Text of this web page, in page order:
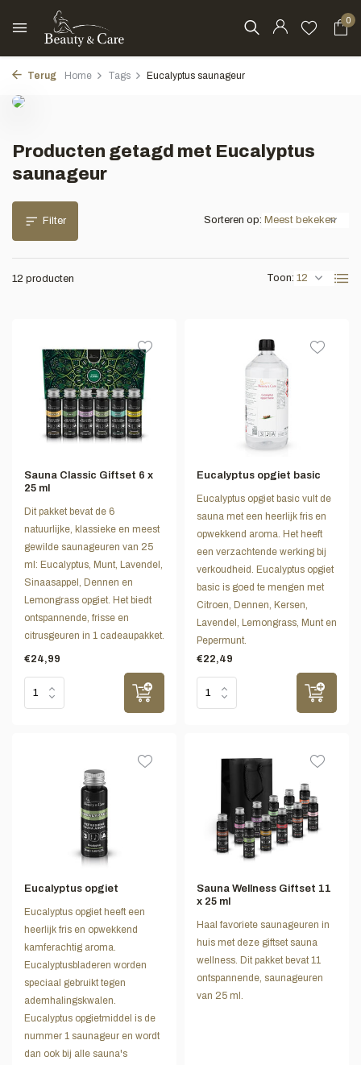
0
Terug Home Tags Eucalyptus saunageur
Producten getagd met Eucalyptus
saunageur
Filter
12 producten Toon:
Sorteren op:
Sauna Classic Giftset 6 x
25 ml
Dit pakket bevat de 6
natuurlijke, klassieke en meest
gewilde saunageuren van 25
ml: Eucalyptus, Munt, Lavendel,
Sinaasappel, Dennen en
Lemongrass opgiet. Het biedt
ontspannende, frisse en
citrusgeuren in 1 cadeaupakket.
€24,99
Eucalyptus opgiet basic
Eucalyptus opgiet basic vult de
sauna met een heerlijk fris en
opwekkend aroma. Het heeft
een verzachtende werking bij
verkoudheid. Eucalyptus opgiet
basic is goed te mengen met
Citroen, Dennen, Kersen,
Lavendel, Lemongrass, Munt en
Pepermunt.
€22,49
Eucalyptus opgiet
Eucalyptus opgiet heeft een
heerlijk fris en opwekkend
kamferachtig aroma.
Eucalyptusbladeren worden
speciaal gebruikt tegen
ademhalingskwalen.
Eucalyptus opgietmiddel is de
nummer 1 saunageur en wordt
dan ook bij alle sauna's
Sauna Wellness Giftset 11
x 25 ml
Haal favoriete saunageuren in
huis met deze giftset sauna
wellness. Dit pakket bevat 11
ontspannende, saunageuren
van 25 ml.